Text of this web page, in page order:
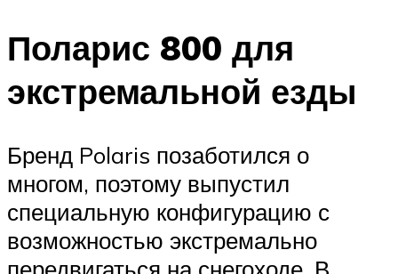
Поларис 800 для
экстремальной езды
Бренд Polaris позаботился о
многом, поэтому выпустил
специальную конфигурацию с
возможностью экстремально